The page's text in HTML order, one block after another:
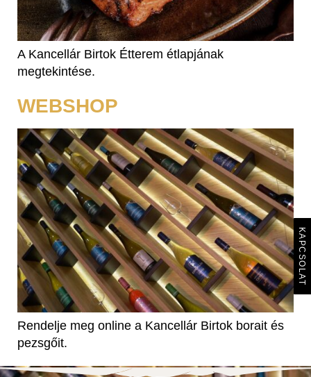
KAPCSOLAT
A Kancellár Birtok Étterem étlapjának
megtekintése.
WEBSHOP
Rendelje meg online a Kancellár Birtok borait és
pezsgőit.